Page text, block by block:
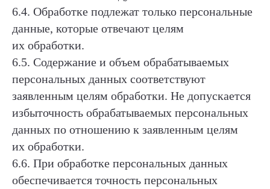
6.4. Обработке подлежат только персональные
данные, которые отвечают целям
их обработки.
6.5. Содержание и объем обрабатываемых
персональных данных соответствуют
заявленным целям обработки. Не допускается
избыточность обрабатываемых персональных
данных по отношению к заявленным целям
их обработки.
6.6. При обработке персональных данных
обеспечивается точность персональных